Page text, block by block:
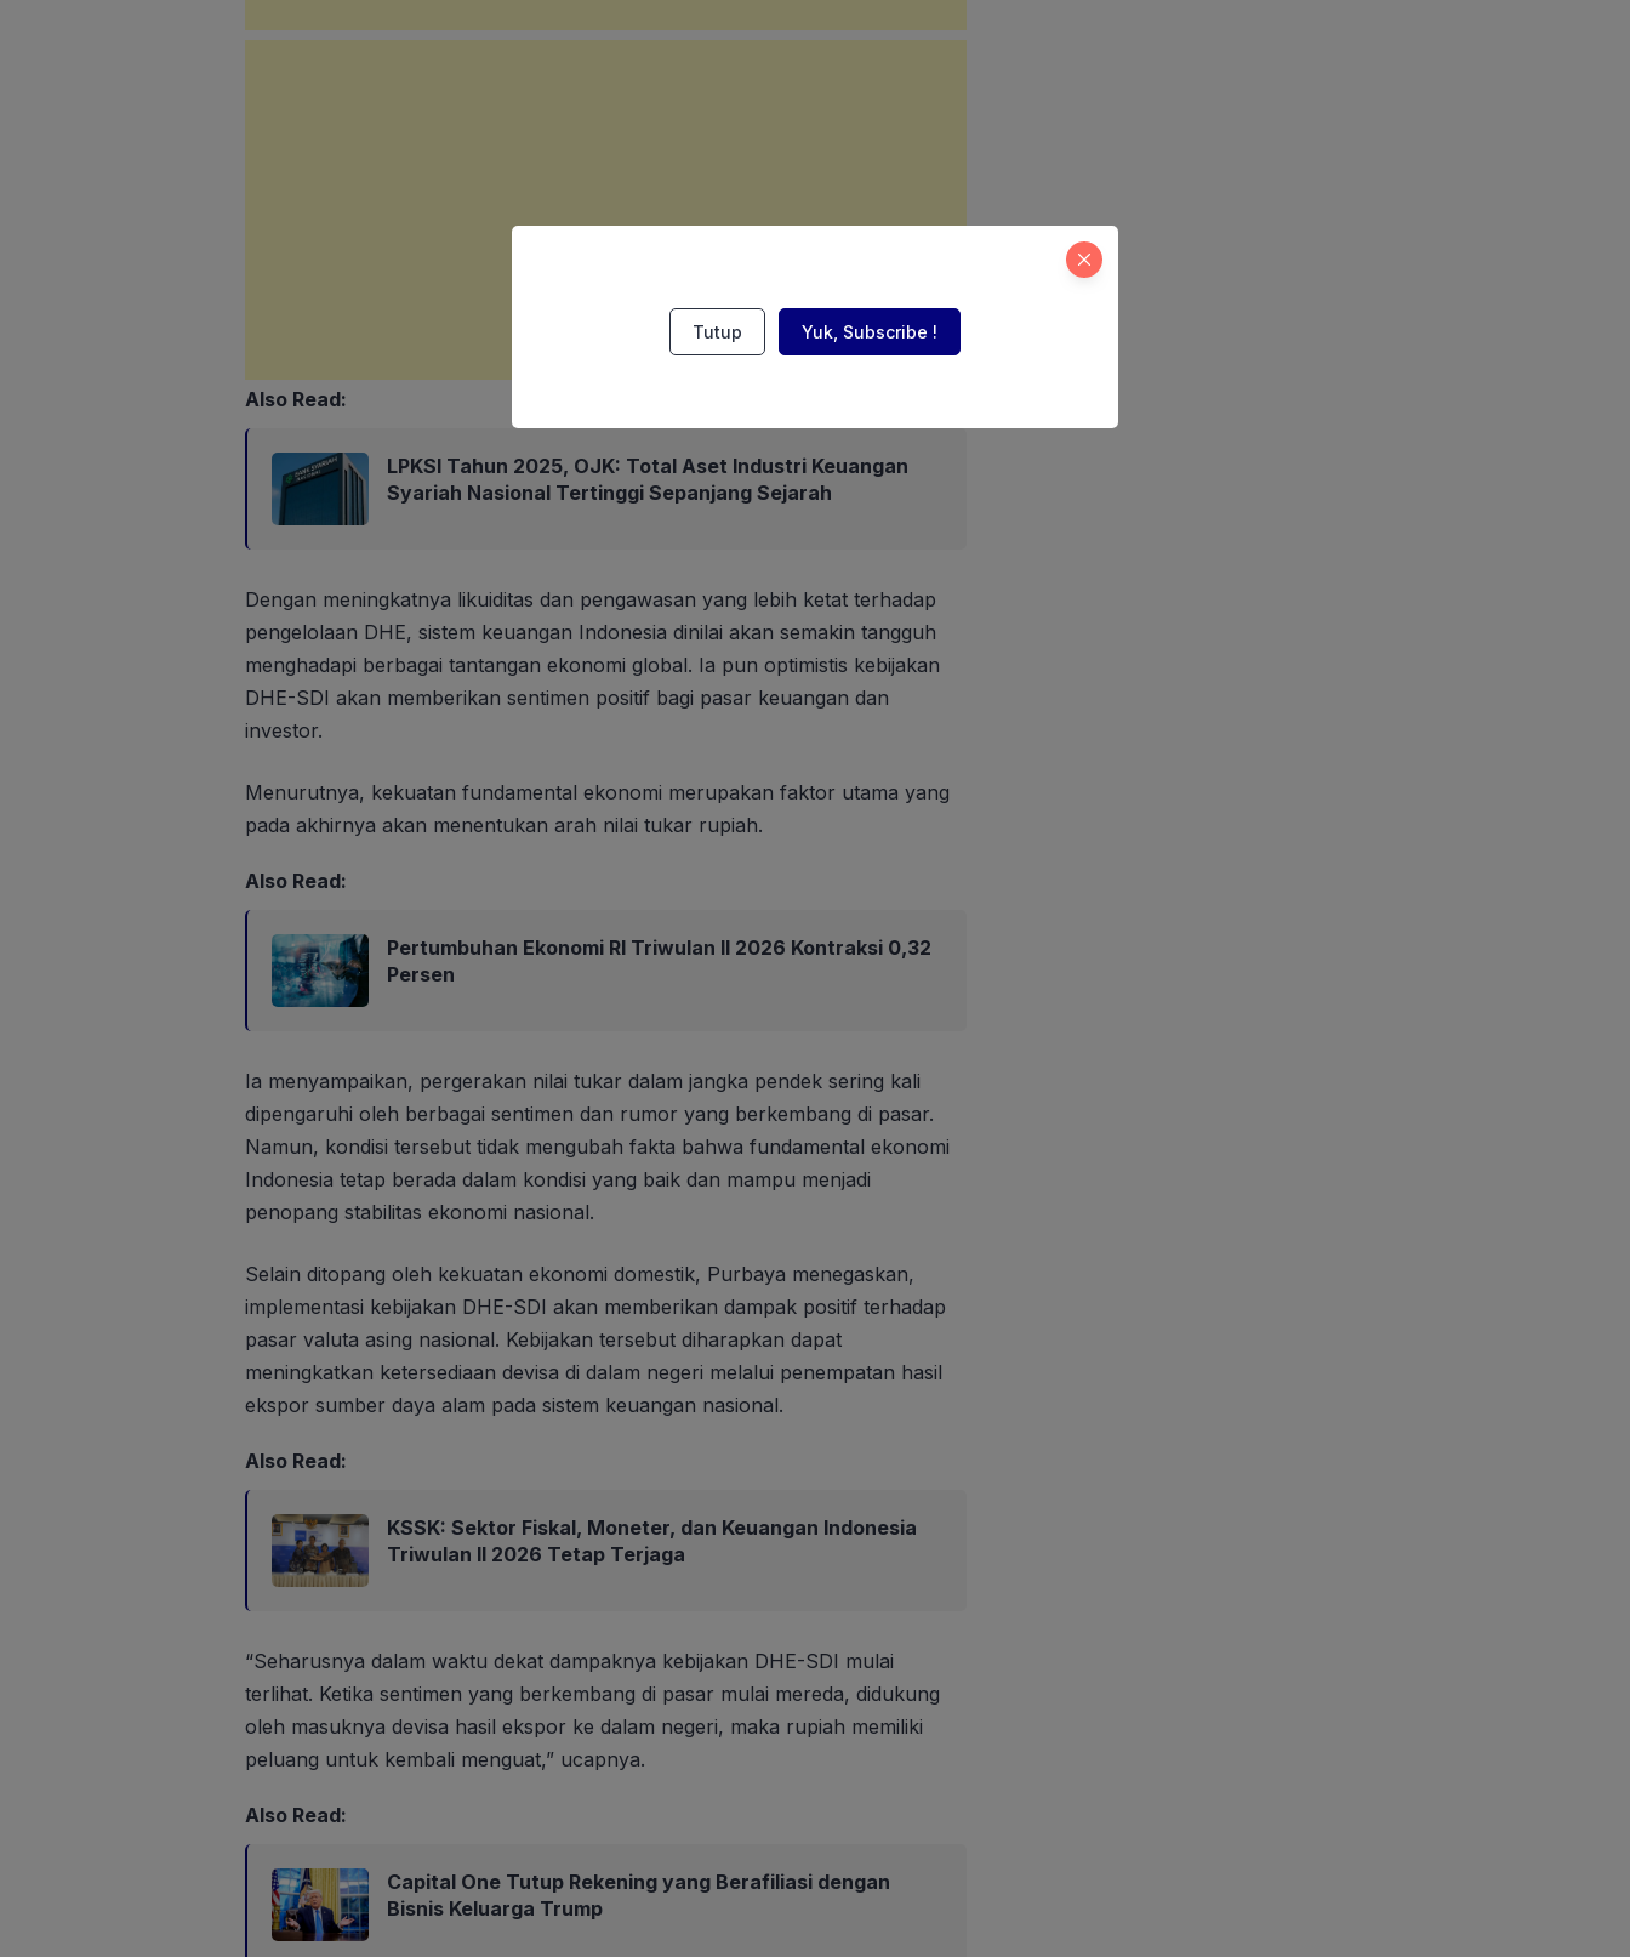
Also Read:
LPKSI Tahun 2025, OJK: Total Aset Industri Keuangan
Syariah Nasional Tertinggi Sepanjang Sejarah
Dengan meningkatnya likuiditas dan pengawasan yang lebih ketat terhadap
pengelolaan DHE, sistem keuangan Indonesia dinilai akan semakin tangguh
menghadapi berbagai tantangan ekonomi global. Ia pun optimistis kebijakan
DHE-SDI akan memberikan sentimen positif bagi pasar keuangan dan
investor.
Menurutnya, kekuatan fundamental ekonomi merupakan faktor utama yang
pada akhirnya akan menentukan arah nilai tukar rupiah.
Also Read:
Pertumbuhan Ekonomi RI Triwulan II 2026 Kontraksi 0,32
Persen
Ia menyampaikan, pergerakan nilai tukar dalam jangka pendek sering kali
dipengaruhi oleh berbagai sentimen dan rumor yang berkembang di pasar.
Namun, kondisi tersebut tidak mengubah fakta bahwa fundamental ekonomi
Indonesia tetap berada dalam kondisi yang baik dan mampu menjadi
penopang stabilitas ekonomi nasional.
Selain ditopang oleh kekuatan ekonomi domestik, Purbaya menegaskan,
implementasi kebijakan DHE-SDI akan memberikan dampak positif terhadap
pasar valuta asing nasional. Kebijakan tersebut diharapkan dapat
meningkatkan ketersediaan devisa di dalam negeri melalui penempatan hasil
ekspor sumber daya alam pada sistem keuangan nasional.
Also Read:
KSSK: Sektor Fiskal, Moneter, dan Keuangan Indonesia
Triwulan II 2026 Tetap Terjaga
“Seharusnya dalam waktu dekat dampaknya kebijakan DHE-SDI mulai
terlihat. Ketika sentimen yang berkembang di pasar mulai mereda, didukung
oleh masuknya devisa hasil ekspor ke dalam negeri, maka rupiah memiliki
peluang untuk kembali menguat,” ucapnya.
Also Read:
Capital One Tutup Rekening yang Berafiliasi dengan
Bisnis Keluarga Trump
Tutup Yuk, Subscribe !